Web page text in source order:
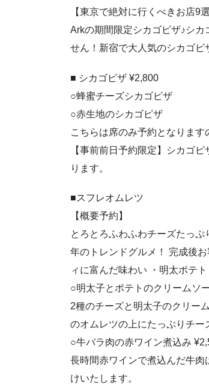
【東京で絶対に行くべきお店9
Arkの期間限定シカゴピザ♪シ
せん！新宿で大人気のシカゴピ
■ シカゴピザ ¥2,800
○蜂蜜チーズシカゴピザ
○赤生地のシカゴピザ
こちらは席のみ予約となります
【事前前日予約限定】シカゴ
ります。
■スフレオムレツ
【概要予約】
とろとろふわふわチーズたっ
年のトレンドグルメ！ 完成後
ィに富んだ味わい ・明太ポテ
○明太子とポテトのクリームソ
2種のチーズと明太子のクリー
のオムレツの上にたっぷりチー
○牛バラ肉の赤ワイン煮込み
長時間赤ワインで煮込んだ牛
けいたします。